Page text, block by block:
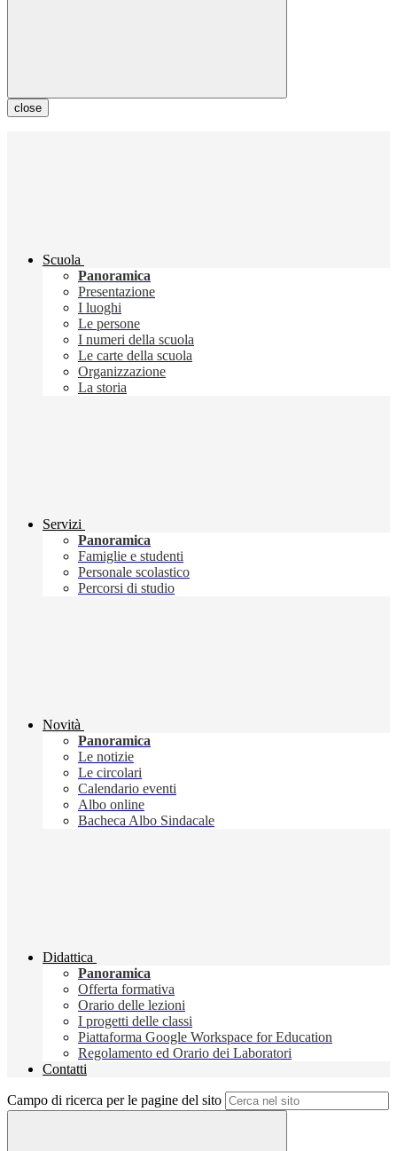
close
Scuola
Panoramica
Presentazione
I luoghi
Le persone
I numeri della scuola
Le carte della scuola
Organizzazione
La storia
Servizi
Panoramica
Famiglie e studenti
Personale scolastico
Percorsi di studio
Novità
Panoramica
Le notizie
Le circolari
Calendario eventi
Albo online
Bacheca Albo Sindacale
Didattica
Panoramica
Offerta formativa
Orario delle lezioni
I progetti delle classi
Piattaforma Google Workspace for Education
Regolamento ed Orario dei Laboratori
Contatti
Campo di ricerca per le pagine del sito